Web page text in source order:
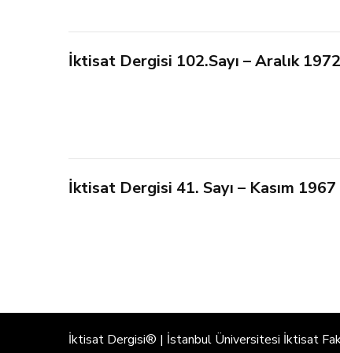
İktisat Dergisi 102.Sayı – Aralık 1972
İktisat Dergisi 41. Sayı – Kasım 1967
İktisat Dergisi® | İstanbul Üniversitesi İktisat